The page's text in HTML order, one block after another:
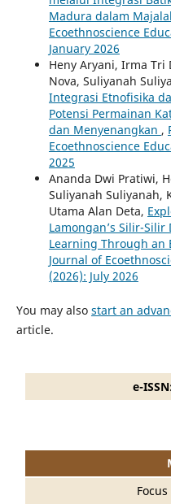
Madura dalam
Ecoethnoscience
January 2026
Heny Aryani, Irma Tri
Nova, Suliyanah
Integrasi Etnofisika
Potensi Permainan
dan Menyenangkan ,
Ecoethnoscience
2025
Ananda Dwi Pratiwi,
Suliyanah Suliyanah,
Utama Alan Deta,
Lamongan’s Silir-
Learning Through an
Journal of
(2026): July 2026
You may also start an
article.
e-